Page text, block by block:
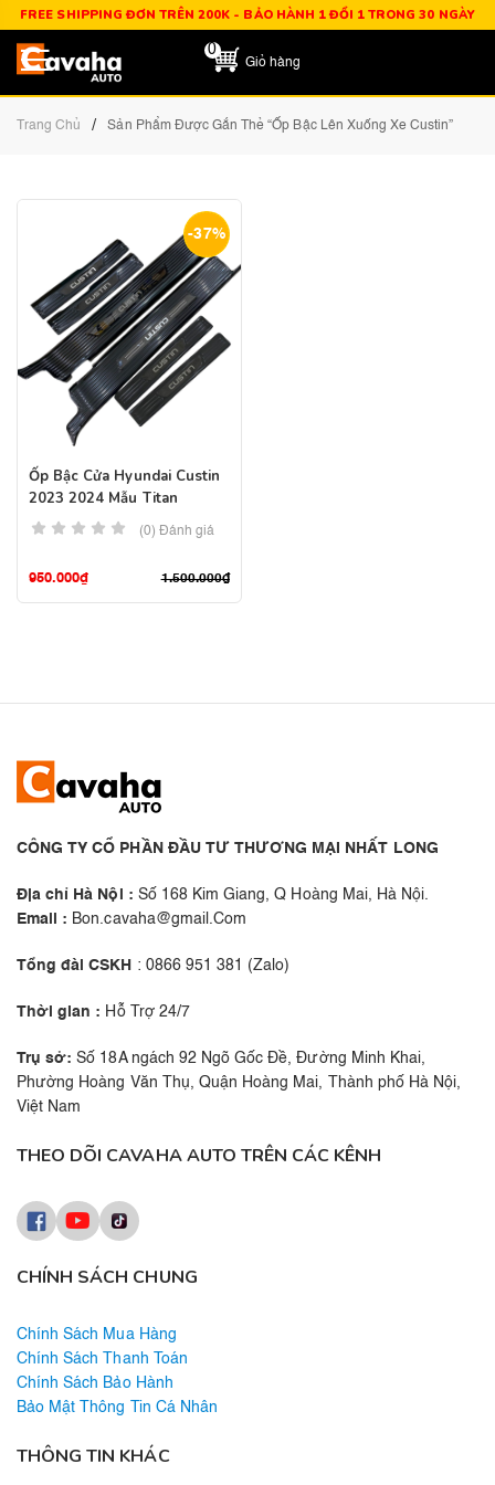
FREE SHIPPING ĐƠN TRÊN 200K - BẢO HÀNH 1 ĐỔI 1 TRONG 30 NGÀY
0
Giỏ hàng
Trang Chủ / Sản Phẩm Được Gắn Thẻ “ốp Bậc Lên Xuống Xe Custin”
-37%
Ốp Bậc Cửa Hyundai Custin
2023 2024 Mẫu Titan
(0) Đánh giá
1.500.000₫
950.000₫
CÔNG TY CỔ PHẦN ĐẦU TƯ THƯƠNG MẠI NHẤT LONG
Địa chỉ Hà Nội : Số 168 Kim Giang, Q Hoàng Mai, Hà Nội.
Email : Bon.cavaha@gmail.Com
Tổng đài CSKH : 0866 951 381 (Zalo)
Thời gian : Hỗ Trợ 24/7
Trụ sở: Số 18A ngách 92 Ngõ Gốc Đề, Đường Minh Khai,
Phường Hoàng Văn Thụ, Quận Hoàng Mai, Thành phố Hà Nội,
Việt Nam
CHÍNH SÁCH CHUNG
Chính Sách Mua Hàng
Chính Sách Thanh Toán
Chính Sách Bảo Hành
Bảo Mật Thông Tin Cá Nhân
THÔNG TIN KHÁC
THEO DÕI CAVAHA AUTO TRÊN CÁC KÊNH